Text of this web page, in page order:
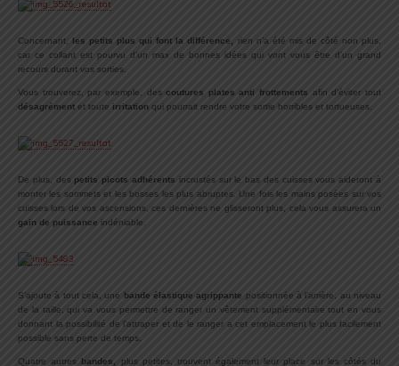
Concernant, les petits plus qui font la différence,
rien n’a été mis de côté non plus,
car ce collant est pourvu d’un max de bonnes idées qui vont vous être d’un grand
recours durant vos sorties.
Vous trouverez, par exemple, des coutures plates anti frottements afin d’éviter tout
désagrément et toute irritation qui pourrait rendre votre sortie horribles et tortueuses.
De plus, des petits picots adhérents incrustés sur le bas des cuisses vous aideront à
monter les sommets et les bosses les plus abruptes. Une fois les mains posées sur vos
cuisses lors de vos ascensions, ces dernières ne glisseront plus, cela vous assurera un
gain de puissance indéniable.
S’ajoute à tout cela, une bande élastique agrippante positionnée à l’arrière, au niveau
de la taille, qui va vous permettre de ranger un vêtement supplémentaire tout en vous
donnant la possibilité de l’attraper et de le ranger a cet emplacement le plus facilement
possible sans perte de temps.
Quatre autres bandes,
plus petites, trouvent également leur place sur les côtés du